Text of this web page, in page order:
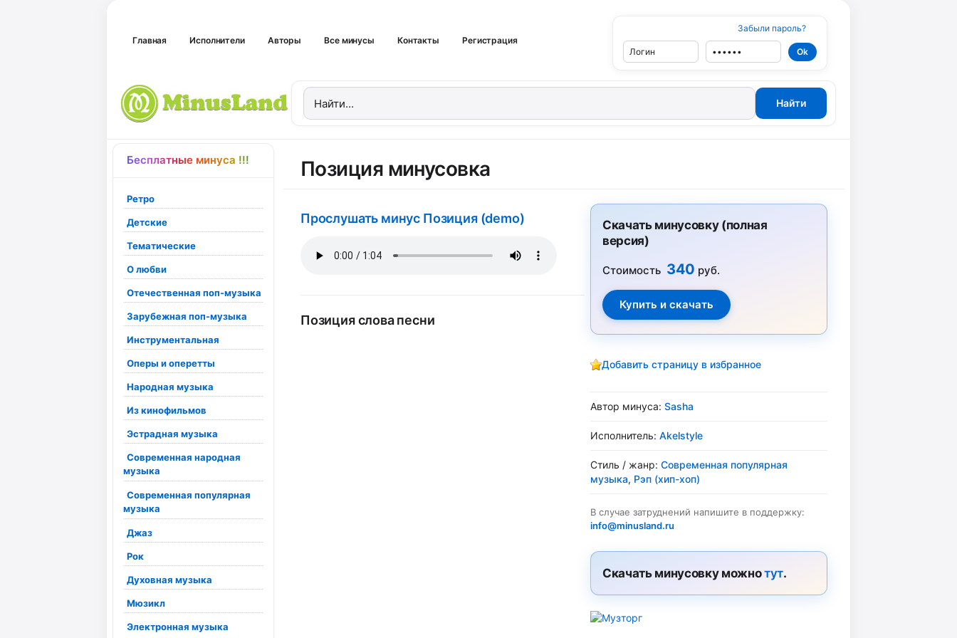
Главная Исполнители Авторы Все минусы Контакты Регистрация
Забыли пароль?
Бесплатные минуса !!!
Ретро
Детские
Тематические
О любви
Отечественная поп-музыка
Зарубежная поп-музыка
Инструментальная
Оперы и оперетты
Народная музыка
Из кинофильмов
Эстрадная музыка
Современная народная
музыка
Современная популярная
музыка
Джаз
Рок
Духовная музыка
Мюзикл
Электронная музыка
Позиция минусовка
Прослушать минус Позиция (demo)
Позиция слова песни
Скачать минусовку (полная
версия)
Стоимость 340 руб.
Добавить страницу в избранное
Автор минуса: Sasha
Исполнитель: Akelstyle
Стиль / жанр: Современная популярная
музыка, Рэп (хип-хоп)
В случае затруднений напишите в поддержку:
info@minusland.ru
Скачать минусовку можнотут.